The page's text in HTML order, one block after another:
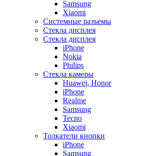
Samsung
Xiaomi
Системные разъемы
Стекла дисплея
Стекла дисплея
iPhone
Nokia
Philips
Стекла камеры
Huawei, Honor
iPhone
Realme
Samsung
Tecno
Xiaomi
Толкатели кнопки
iPhone
Samsung